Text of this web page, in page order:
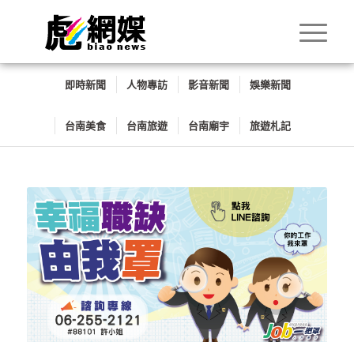
即時新聞 人物專訪 影音新聞 娛樂新聞
台南美食 台南旅遊 台南廟宇 旅遊札記